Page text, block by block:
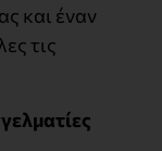
και έναν
τις